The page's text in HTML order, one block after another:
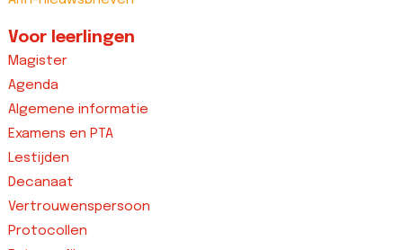
Voor leerlingen
Magister
Agenda
Algemene informatie
Examens en PTA
Lestijden
Decanaat
Vertrouwenspersoon
Protocollen